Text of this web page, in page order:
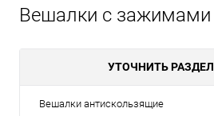
Вешалки с зажимами
УТОЧНИТЬ РАЗДЕЛ
Вешалки антискользящие